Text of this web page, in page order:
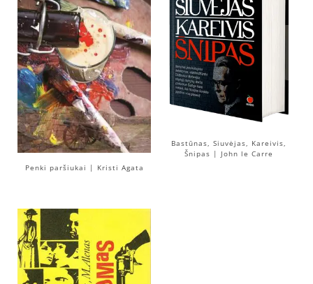
Penki paršiukai | Kristi Agata
Bastūnas, Siuvėjas, Kareivis,
Šnipas | John le Carre